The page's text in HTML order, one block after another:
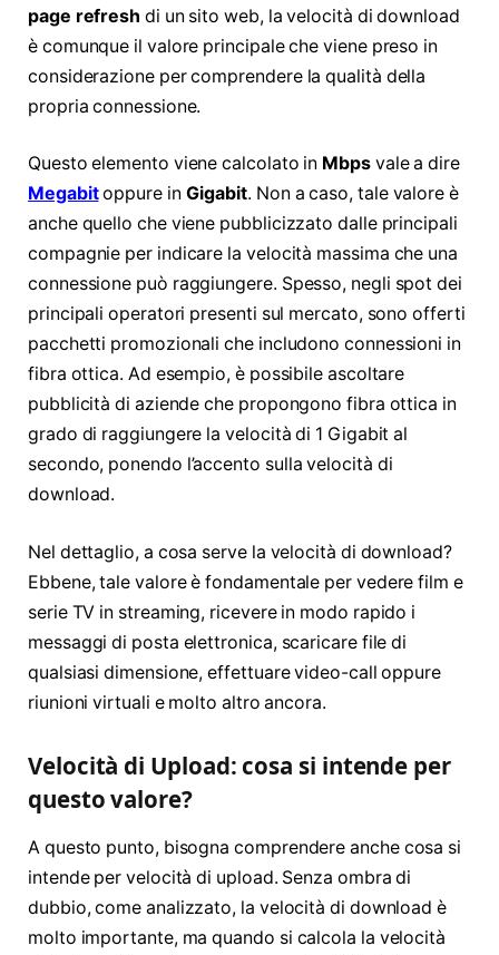
page refresh di un sito web, la velocità di download
è comunque il valore principale che viene preso in
considerazione per comprendere la qualità della
propria connessione.
Questo elemento viene calcolato in Mbps vale a dire
Megabitoppure in Gigabit. Non a caso, tale valore è
anche quello che viene pubblicizzato dalle principali
compagnie per indicare la velocità massima che una
connessione può raggiungere. Spesso, negli spot dei
principali operatori presenti sul mercato, sono offerti
pacchetti promozionali che includono connessioni in
fibra ottica. Ad esempio, è possibile ascoltare
pubblicità di aziende che propongono fibra ottica in
grado di raggiungere la velocità di 1 Gigabit al
secondo, ponendo l’accento sulla velocità di
download.
Nel dettaglio, a cosa serve la velocità di download?
Ebbene, tale valore è fondamentale per vedere film e
serie TV in streaming, ricevere in modo rapido i
messaggi di posta elettronica, scaricare file di
qualsiasi dimensione, effettuare video-call oppure
riunioni virtuali e molto altro ancora.
Velocità di Upload: cosa si intende per
questo valore?
A questo punto, bisogna comprendere anche cosa si
intende per velocità di upload. Senza ombra di
dubbio, come analizzato, la velocità di download è
molto importante, ma quando si calcola la velocità